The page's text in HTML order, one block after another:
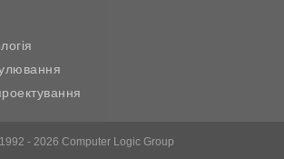
- 2026 Computer Logic Group